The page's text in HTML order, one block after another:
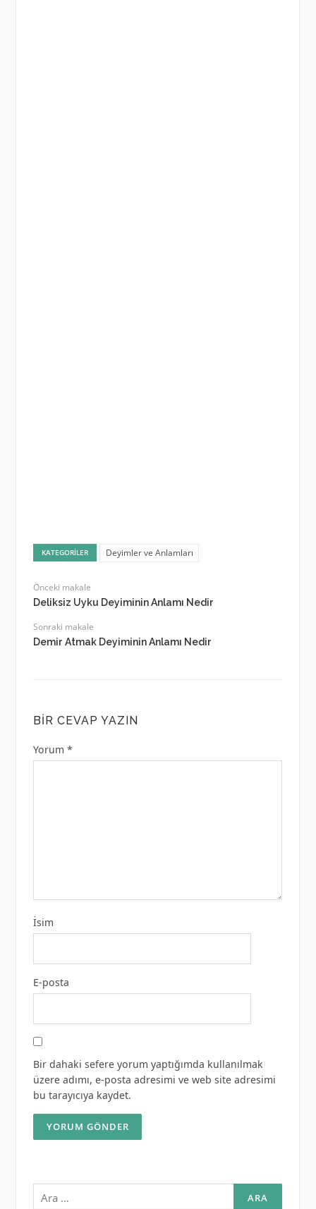
KATEGORILER Deyimler ve Anlamları
Önceki makale
Deliksiz Uyku Deyiminin Anlamı Nedir
Sonraki makale
Demir Atmak Deyiminin Anlamı Nedir
BIR CEVAP YAZIN
Yorum *
İsim
E-posta
Bir dahaki sefere yorum yaptığımda kullanılmak
üzere adımı, e-posta adresimi ve web site adresimi
bu tarayıcıya kaydet.
Arama: